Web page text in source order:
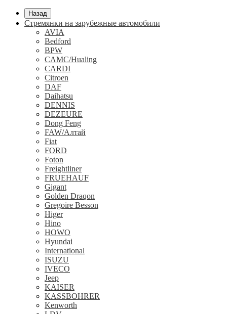
Назад
Стремянки на зарубежные автомобили
AVIA
Bedford
BPW
CAMC/Hualing
CARDI
Citroen
DAF
Daihatsu
DENNIS
DEZEURE
Dong Feng
FAW/Алтай
Fiat
FORD
Foton
Freightliner
FRUEHAUF
Gigant
Golden Draqon
Gregoire Besson
Higer
Hino
HOWO
Hyundai
International
ISUZU
IVECO
Jeep
KAISER
KASSBOHRER
Kenworth